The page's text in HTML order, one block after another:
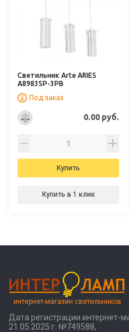
Светильник Arte ARIES
A8983SP-3PB
Под заказ
0.00 руб.
Купить
Купить в 1 клик
интернет-магазин светильников
Дата регистрации интернет-
21.05.2025 г. №749588,